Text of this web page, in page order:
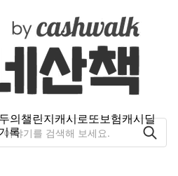
의챌린지캐시로또보험캐시딜
록